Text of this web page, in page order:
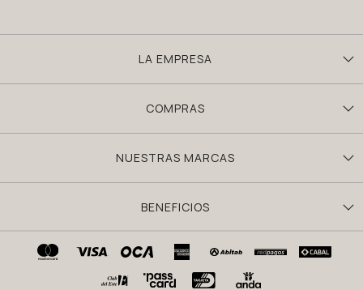
LA EMPRESA
COMPRAS
NUESTRAS MARCAS
BENEFICIOS